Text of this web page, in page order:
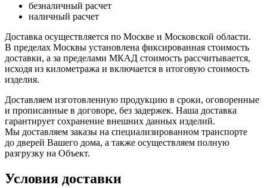
безналичный расчет
наличный расчет
Доставка осуществляется по Москве и Московской области.
В пределах Москвы установлена фиксированная стоимость
доставки, а за пределами МКАД стоимость рассчитывается,
исходя из километража и включается в итоговую стоимость
изделия.
Доставляем изготовленную продукцию в сроки, оговоренные
и прописанные в договоре, без задержек. Наша доставка
гарантирует сохранение внешних данных изделий.
Мы доставляем заказы на специализированном транспорте
до дверей Вашего дома, а также осуществляем полную
разгрузку на Объект.
Условия доставки